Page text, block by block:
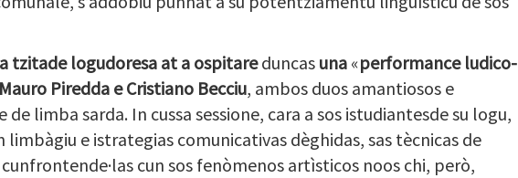
tzitade logudoresaat a ospitareduncas una «performance ludico-
Piredda e Cristiano Becciu, ambos duos amantiosos e
de limba sarda. In cussa sessione, cara a sos istudiantesde su logu,
limbàgiu e istrategias comunicativas dèghidas, sas tècnicas de
cun sos fenòmenos artìsticos noos chi, però,